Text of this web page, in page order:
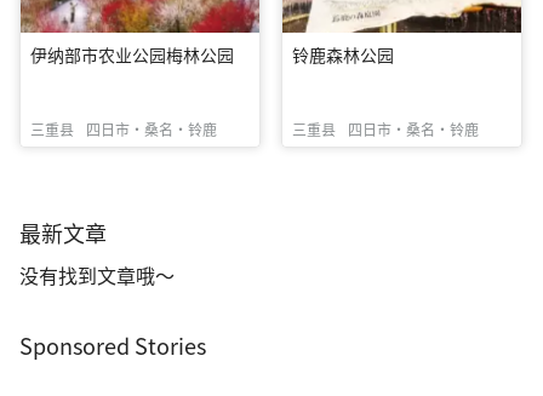
伊纳部市农业公园梅林公园
三重县 四日市・桑名・铃鹿
铃鹿森林公园
三重县 四日市・桑名・铃鹿
最新文章
没有找到文章哦～
Sponsored Stories